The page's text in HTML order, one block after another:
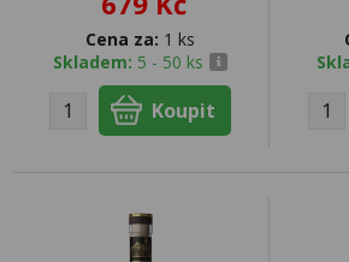
Cena za: 1 ks
Skladem: 5 - 50 ks